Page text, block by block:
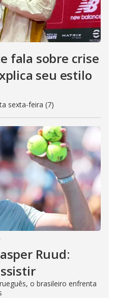
fala sobre crise
seu estilo
sexta-feira (7)
Ruud:
o brasileiro enfrenta